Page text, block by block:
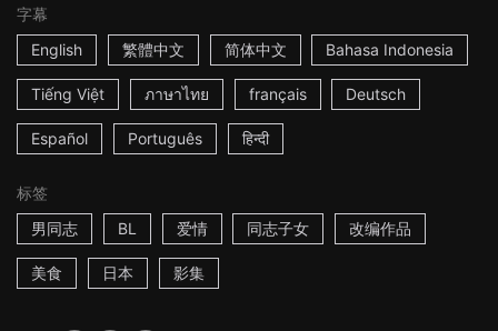
字幕
English
繁體中文 简体中文 Bahasa Indonesia
Tiếng Việt ภาษาไทย français Deutsch
Español Português हिन्दी
标签
男同志
BL 爱情 同志子女 改编作品
美食 日本 影集